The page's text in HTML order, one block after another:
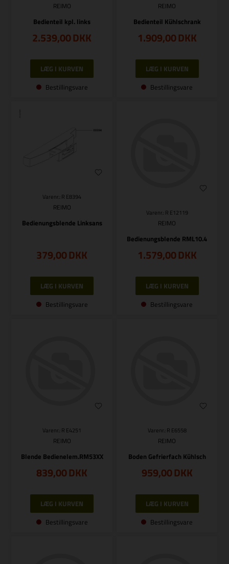
REIMO
Bedienteil kpl. links
2.539,00DKK
Bestillingsvare
REIMO
Bedienteil Kühlschrank
1.909,00DKK
Bestillingsvare
Varenr.: R E8394
REIMO
Bedienungsblende Linksans
379,00DKK
Bestillingsvare
Varenr.: R E12119
REIMO
Bedienungsblende RML10.4
1.579,00DKK
Bestillingsvare
Varenr.: R E4251
REIMO
Blende Bedienelem.RM53XX
839,00DKK
Bestillingsvare
Varenr.: R E6558
REIMO
Boden Gefrierfach Kühlsch
959,00DKK
Bestillingsvare